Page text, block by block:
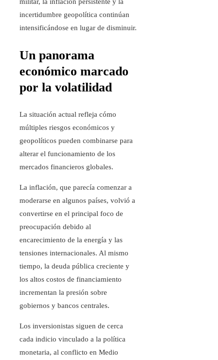
incertidumbre geopolítica continúan
intensificándose en lugar de disminuir.
Un panorama
económico marcado
por la volatilidad
La situación actual refleja cómo
múltiples riesgos económicos y
geopolíticos pueden combinarse para
alterar el funcionamiento de los
mercados financieros globales.
La inflación, que parecía comenzar a
moderarse en algunos países, volvió a
convertirse en el principal foco de
preocupación debido al
encarecimiento de la energía y las
tensiones internacionales. Al mismo
tiempo, la deuda pública creciente y
los altos costos de financiamiento
incrementan la presión sobre
gobiernos y bancos centrales.
Los inversionistas siguen de cerca
cada indicio vinculado a la política
monetaria, al conflicto en Medio